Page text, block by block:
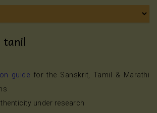
tanil
guide for the Sanskrit, Tamil & Marathi
under research